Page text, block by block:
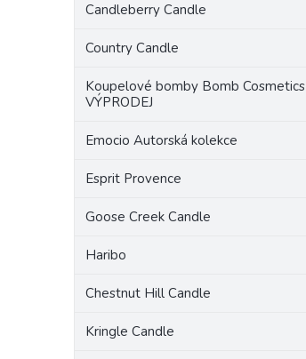
Candleberry Candle
Country Candle
Koupelové bomby Bomb Cosmetics
VÝPRODEJ
Emocio Autorská kolekce
Esprit Provence
Goose Creek Candle
Haribo
Chestnut Hill Candle
Kringle Candle